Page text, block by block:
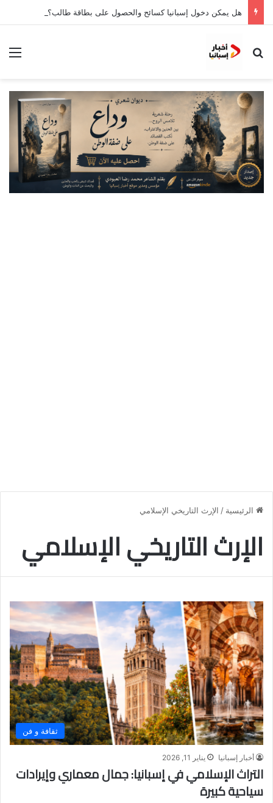
هل يمكن دخول إسبانيا كسائح والحصول على بطاقة طالب؟
بحث عن
الرئيسية / الإرث التاريخي الإسلامي
الإرث التاريخي الإسلامي
ثقافة و فن
أخبار إسبانيا يناير 11, 2026
التراث الإسلامي في إسبانيا: جمال معماري وإيرادات
سياحية كبيرة